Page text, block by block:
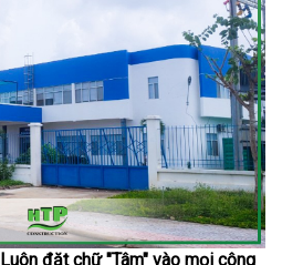
đặt chữ "Tâm" vào mọi công